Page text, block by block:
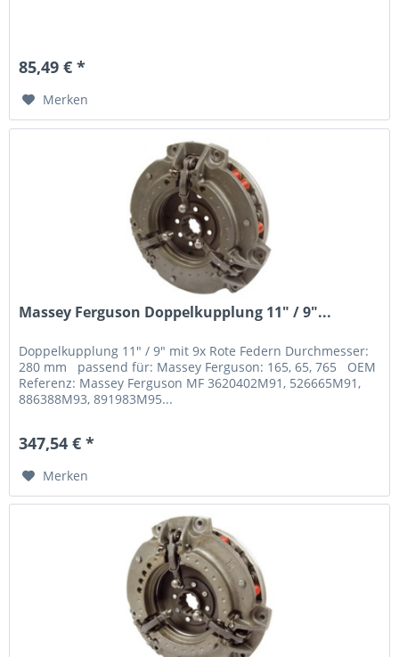
85,49 € *
Merken
Massey Ferguson Doppelkupplung 11" / 9"...
Doppelkupplung 11" / 9" mit 9x Rote Federn Durchmesser:
280 mm passend für: Massey Ferguson: 165, 65, 765 OEM
Referenz: Massey Ferguson MF 3620402M91, 526665M91,
886388M93, 891983M95...
347,54 € *
Merken